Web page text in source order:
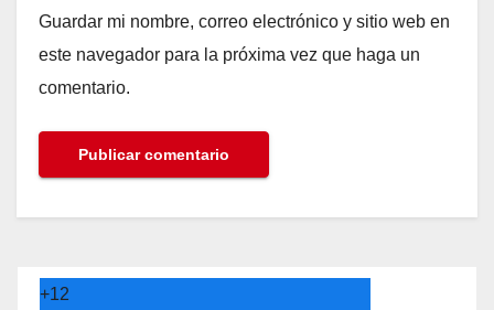
Guardar mi nombre, correo electrónico y sitio web en
este navegador para la próxima vez que haga un
comentario.
+12